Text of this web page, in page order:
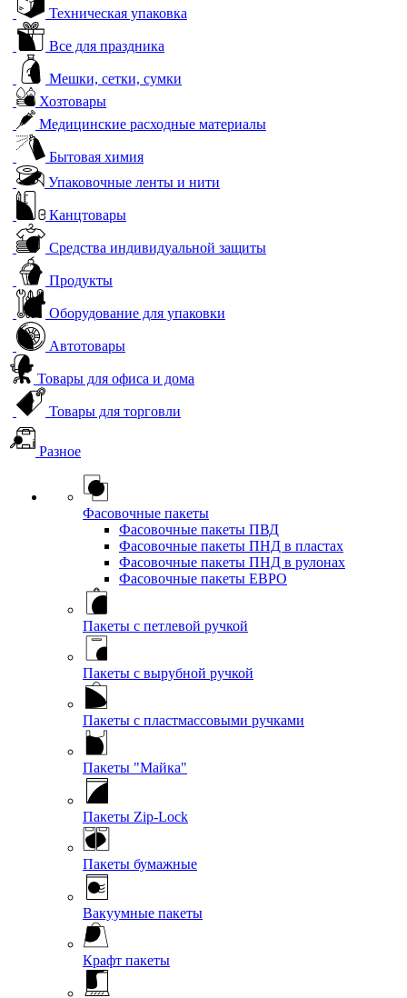
Техническая упаковка
Все для праздника
Мешки, сетки, сумки
Хозтовары
Медицинские расходные материалы
Бытовая химия
Упаковочные ленты и нити
Канцтовары
Средства индивидуальной защиты
Продукты
Оборудование для упаковки
Автотовары
Товары для офиса и дома
Товары для торговли
Разное
Фасовочные пакеты
Фасовочные пакеты ПВД
Фасовочные пакеты ПНД в пластах
Фасовочные пакеты ПНД в рулонах
Фасовочные пакеты ЕВРО
Пакеты с петлевой ручкой
Пакеты с вырубной ручкой
Пакеты с пластмассовыми ручками
Пакеты "Майка"
Пакеты Zip-Lock
Пакеты бумажные
Вакуумные пакеты
Крафт пакеты